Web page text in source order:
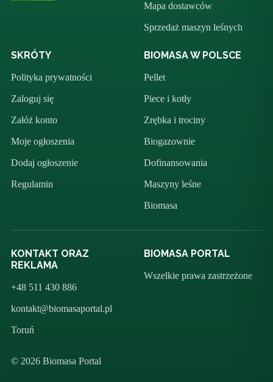
Mapa dostawców
Sprzedaż maszyn leśnych
SKRÓTY
Polityka prywatności
Zaloguj się
Załóż konto
Moje ogłoszenia
Dodaj ogłoszenie
Regulamin
BIOMASA W POLSCE
Pellet
Piece i kotły
Zrębka i trociny
Biogazownie
Dofinansowania
Maszyny leśne
Biomasa
KONTAKT ORAZ
REKLAMA
+48 511 430 886
kontakt@biomasaportal.pl
Toruń
BIOMASA PORTAL
Wszelkie prawa zastrzeżone
© 2026 Biomasa Portal